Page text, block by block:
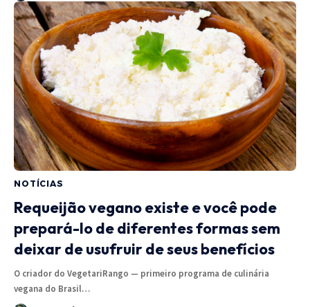
NOTÍCIAS
Requeijão vegano existe e você pode
prepará-lo de diferentes formas sem
deixar de usufruir de seus benefícios
O criador do VegetariRango — primeiro programa de culinária
vegana do Brasil…